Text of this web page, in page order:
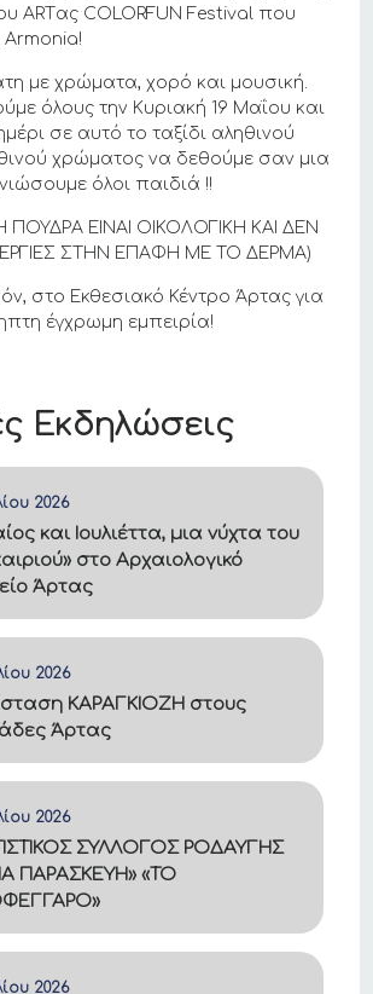
Εκδηλώσεις
2026
και Ιουλιέττα, μια νύχτα του
στο Αρχαιολογικό
Άρτας
2026
ΚΑΡΑΓΚΙΟΖΗ στους
Άρτας
2026
ΣΥΛΛΟΓΟΣ ΡΟΔΑΥΓΗΣ
ΠΑΡΑΣΚΕΥΗ» «ΤΟ
2026
ΑRTας COLORFUN Festival που
Armonia!
με χρώματα, χορό και μουσική.
όλους την Κυριακή 19 Μαΐου και
σε αυτό το ταξίδι αληθινού
χρώματος να δεθούμε σαν μια
όλοι παιδιά !!
ΕΙΝΑΙ ΟΙΚΟΛΟΓΙΚΗ ΚΑΙ ΔΕΝ
ΣΤΗΝ ΕΠΑΦΗ ΜΕ ΤΟ ΔΕΡΜΑ)
στο Εκθεσιακό Κέντρο Άρτας για
έγχρωμη εμπειρία!